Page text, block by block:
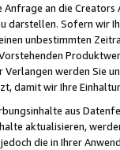
an die
darstellen. Sofern wir
unbestimmten
werden Sie
damit wir Ihre
aus
aktualisieren,
die in Ihrer